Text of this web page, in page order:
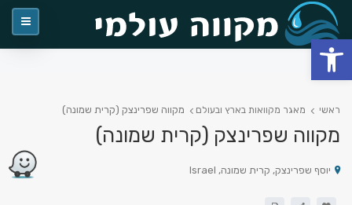
ראשי מאגר מקוואות בארץ ובעולם מקווה שפרינצק (קרית שמונה)
מקווה שפרינצק (קרית שמונה)
יוסף שפרינצק, קרית שמונה, Israel
פתח סרגל נגישות